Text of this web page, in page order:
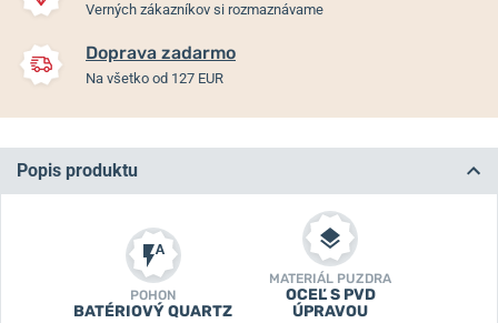
Verných zákazníkov si rozmaznávame
Doprava zadarmo
Na všetko od 127 EUR
Popis produktu
POHON
BATÉRIOVÝ QUARTZ
MATERIÁL PUZDRA
OCEĽ S PVD
ÚPRAVOU